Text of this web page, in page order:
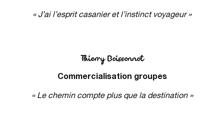
« J’ai l’esprit casanier et l’instinct voyageur »
Thierry Boissonnot
Commercialisation groupes
« Le chemin compte plus que la destination »